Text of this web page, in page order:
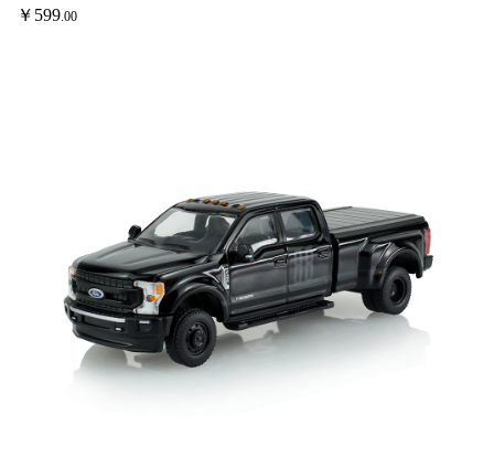
￥ 599 .00